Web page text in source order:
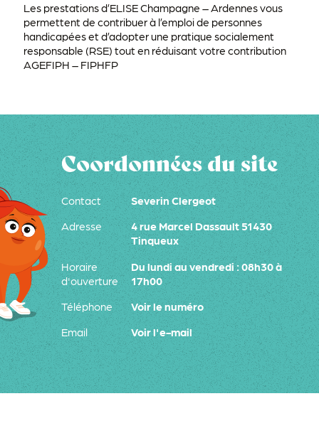
Les prestations d’ELISE Champagne – Ardennes vous
permettent de contribuer à l’emploi de personnes
handicapées et d’adopter une pratique socialement
responsable (RSE) tout en réduisant votre contribution
AGEFIPH – FIPHFP
Coordonnées du site
Contact
Severin Clergeot
Adresse
4 rue Marcel Dassault 51430
Tinqueux
Horaire
d'ouverture
Du lundi au vendredi : 08h30 à
17h00
Téléphone
Voir le numéro
Email
Voir l'e-mail